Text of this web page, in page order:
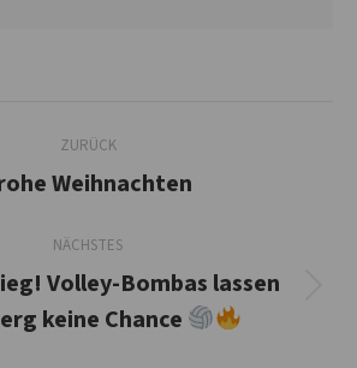
ZURÜCK
Vorheriger
Weihnachten
NÄCHSTES
Nächster
Beitrag:
Volley-Bombas lassen
keine Chance